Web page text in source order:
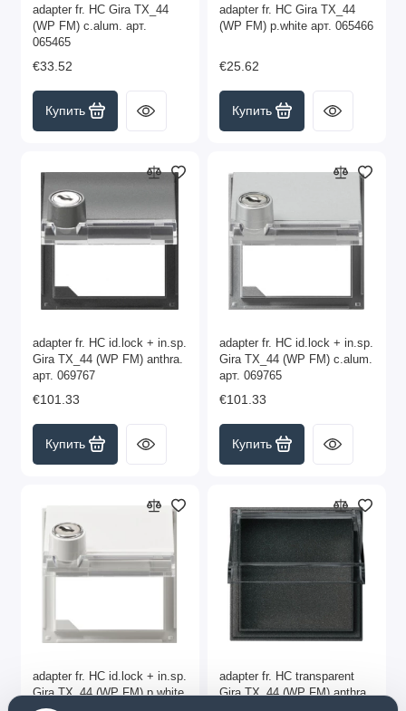
adapter fr. HC Gira TX_44
(WP FM) c.alum. арт.
065465
€33.52
Купить
adapter fr. HC Gira TX_44
(WP FM) p.white арт. 065466
€25.62
Купить
adapter fr. HC id.lock + in.sp.
Gira TX_44 (WP FM) anthra.
арт. 069767
€101.33
Купить
adapter fr. HC id.lock + in.sp.
Gira TX_44 (WP FM) c.alum.
арт. 069765
€101.33
Купить
adapter fr. HC id.lock + in.sp.
Gira TX_44 (WP FM) p.white
adapter fr. HC transparent
Gira TX_44 (WP FM) anthra.